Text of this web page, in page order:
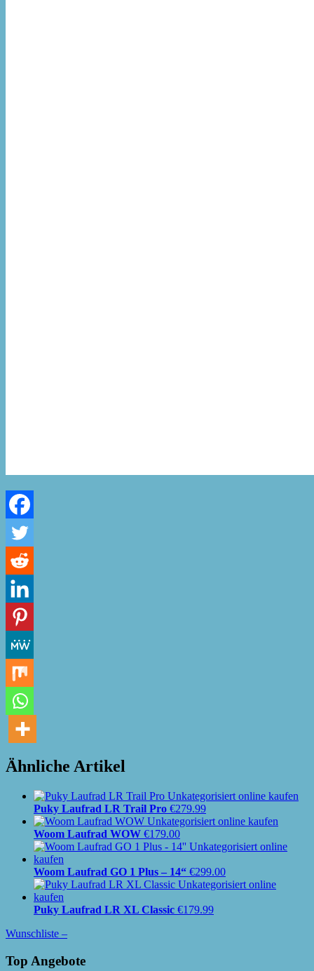
Ähnliche Artikel
Puky Laufrad LR Trail Pro €279.99
Woom Laufrad WOW €179.00
Woom Laufrad GO 1 Plus – 14“ €299.00
Puky Laufrad LR XL Classic €179.99
Wunschliste –
Top Angebote